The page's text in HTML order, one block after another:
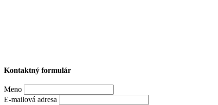
Kontaktný formulár
Meno
E-mailová adresa